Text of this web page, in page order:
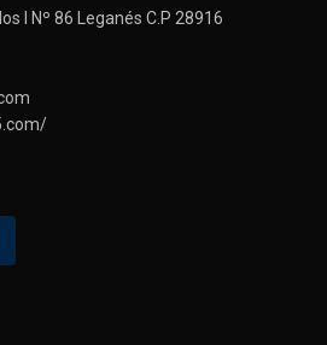
I Nº 86 Leganés C.P 28916